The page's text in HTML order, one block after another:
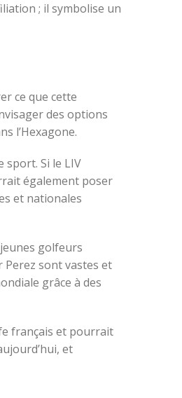
; il symbolise un
ce que cette
des options
l’Hexagone.
sport. Si le LIV
également poser
et nationales
golfeurs
Perez sont vastes et
grâce à des
français et pourrait
et